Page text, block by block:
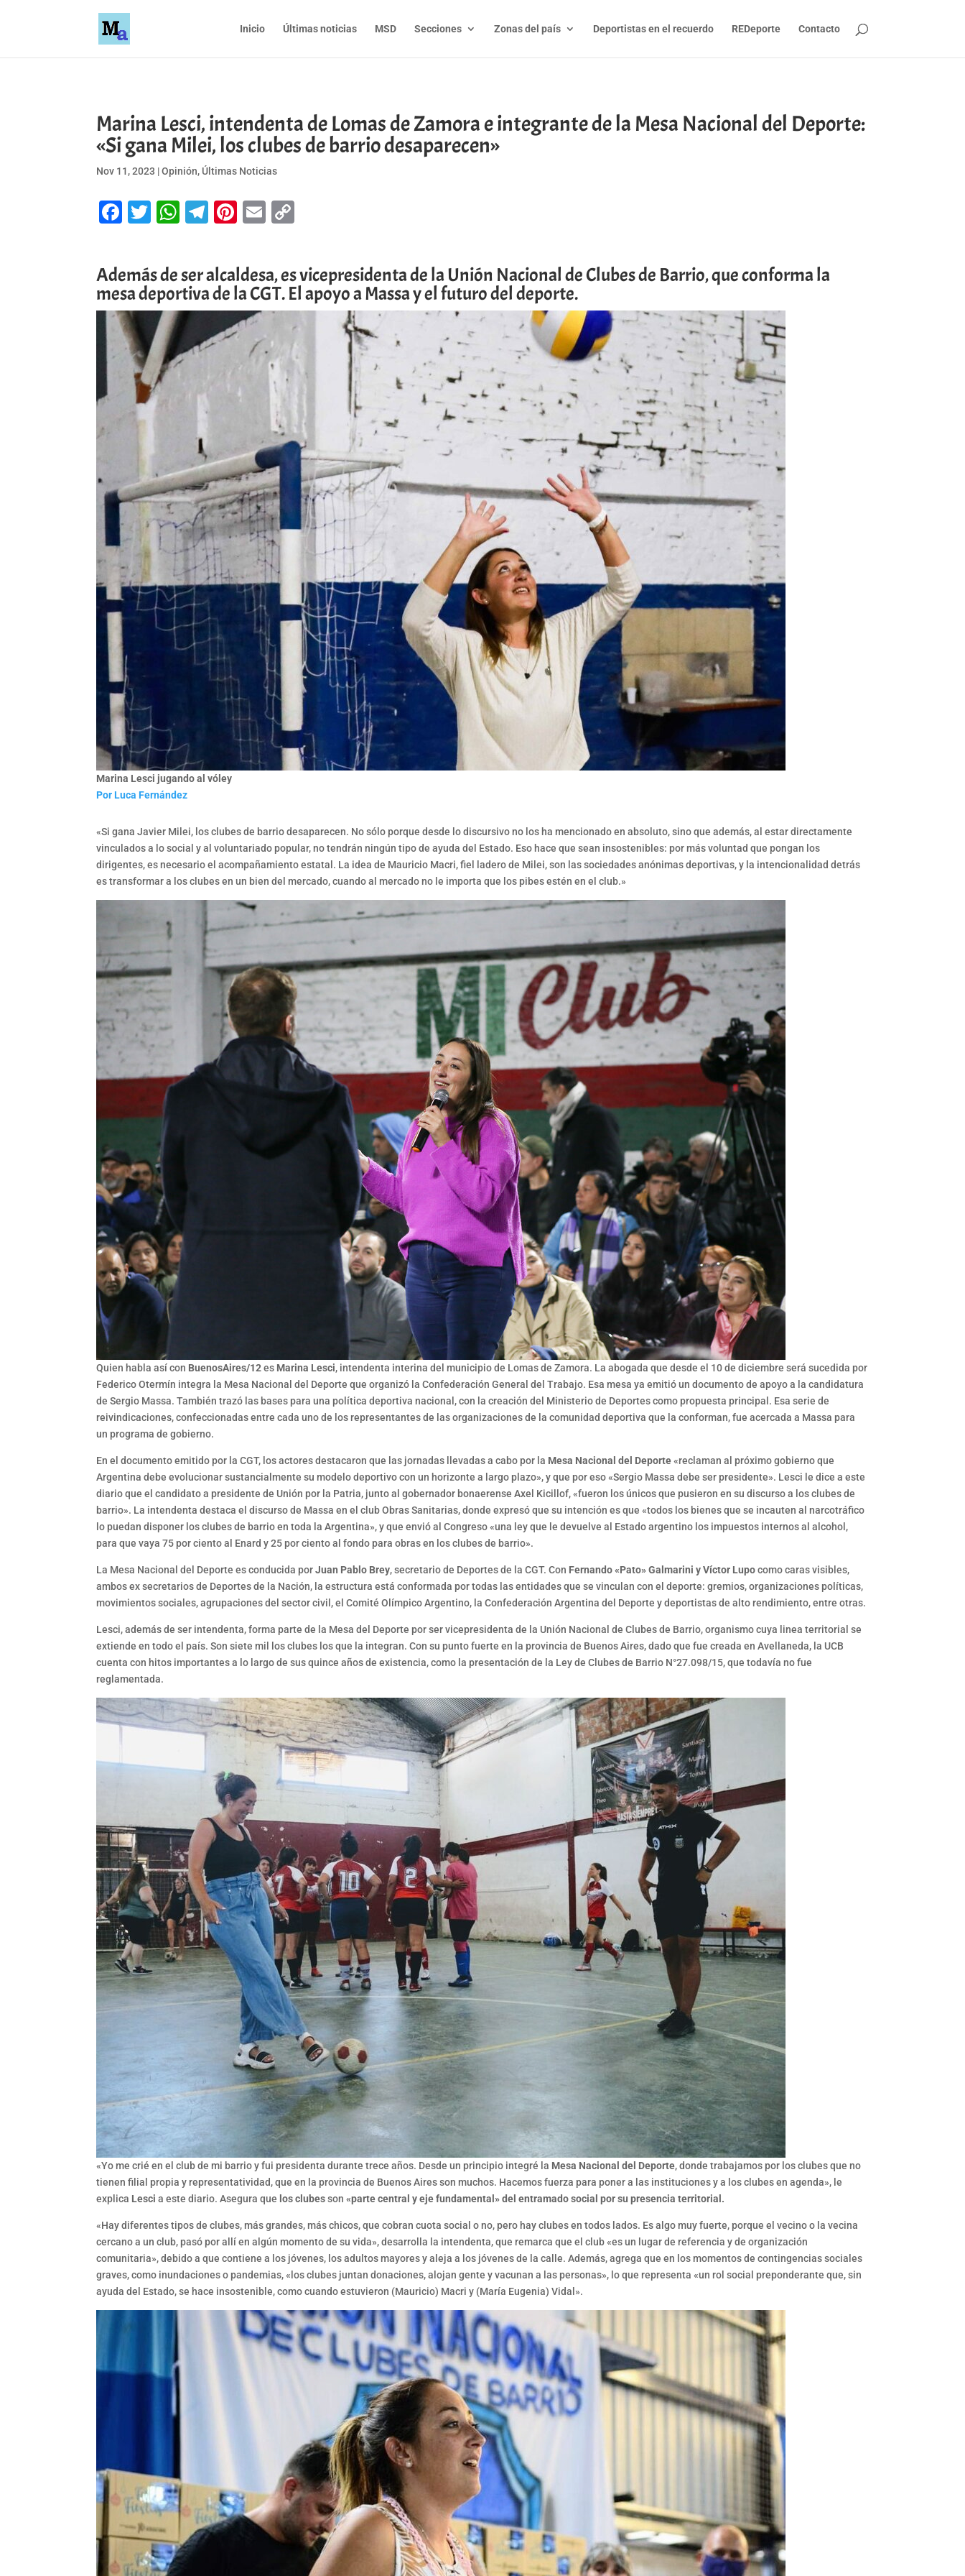
Inicio Últimas noticias MSD Secciones Zonas del país Deportistas en el recuerdo REDeporte Contacto
Marina Lesci, intendenta de Lomas de Zamora e integrante de la Mesa Nacional del Deporte:
«Si gana Milei, los clubes de barrio desaparecen»
Nov 11, 2023 |Opinión, Últimas Noticias
Facebook
Twitter
WhatsApp
Telegram
Pinterest
Email
Además de ser alcaldesa, es vicepresidenta de la Unión Nacional de Clubes de Barrio, que conforma la
mesa deportiva de la CGT. El apoyo a Massa y el futuro del deporte.
Marina Lesci jugando al vóley
Por Luca Fernández
«Si gana Javier Milei, los clubes de barrio desaparecen. No sólo porque desde lo discursivo no los ha mencionado en absoluto, sino que además, al estar directamente
vinculados a lo social y al voluntariado popular, no tendrán ningún tipo de ayuda del Estado. Eso hace que sean insostenibles: por más voluntad que pongan los
dirigentes, es necesario el acompañamiento estatal. La idea de Mauricio Macri, fiel ladero de Milei, son las sociedades anónimas deportivas, y la intencionalidad detrás
es transformar a los clubes en un bien del mercado, cuando al mercado no le importa que los pibes estén en el club.»
Quien habla así con BuenosAires/12es Marina Lesci, intendenta interina del municipio de Lomas de Zamora. La abogada que desde el 10 de diciembre será sucedida por
Federico Otermín integra la Mesa Nacional del Deporte que organizó la Confederación General del Trabajo. Esa mesa ya emitió un documento de apoyo a la candidatura
de Sergio Massa. También trazó las bases para una política deportiva nacional, con la creación del Ministerio de Deportes como propuesta principal. Esa serie de
reivindicaciones, confeccionadas entre cada uno de los representantes de las organizaciones de la comunidad deportiva que la conforman, fue acercada a Massa para
un programa de gobierno.
En el documento emitido por la CGT, los actores destacaron que las jornadas llevadas a cabo por la Mesa Nacional del Deporte«reclaman al próximo gobierno que
Argentina debe evolucionar sustancialmente su modelo deportivo con un horizonte a largo plazo», y que por eso «Sergio Massa debe ser presidente». Lesci le dice a este
diario que el candidato a presidente de Unión por la Patria, junto al gobernador bonaerense Axel Kicillof, «fueron los únicos que pusieron en su discurso a los clubes de
barrio». La intendenta destaca el discurso de Massa en el club Obras Sanitarias, donde expresó que su intención es que «todos los bienes que se incauten al narcotráfico
lo puedan disponer los clubes de barrio en toda la Argentina», y que envió al Congreso «una ley que le devuelve al Estado argentino los impuestos internos al alcohol,
para que vaya 75 por ciento al Enard y 25 por ciento al fondo para obras en los clubes de barrio».
La Mesa Nacional del Deporte es conducida porJuan Pablo Brey, secretario de Deportes de la CGT. Con Fernando «Pato» Galmarini y Víctor Lupocomo caras visibles,
ambos ex secretarios de Deportes de la Nación, la estructura está conformada por todas las entidades que se vinculan con el deporte: gremios, organizaciones políticas,
movimientos sociales, agrupaciones del sector civil, el Comité Olímpico Argentino, la Confederación Argentina del Deporte y deportistas de alto rendimiento, entre otras.
Lesci, además de ser intendenta, forma parte de la Mesa del Deporte por ser vicepresidenta de la Unión Nacional de Clubes de Barrio, organismo cuya linea territorial se
extiende en todo el país. Son siete mil los clubes los que la integran. Con su punto fuerte en la provincia de Buenos Aires, dado que fue creada en Avellaneda, la UCB
cuenta con hitos importantes a lo largo de sus quince años de existencia, como la presentación de la Ley de Clubes de Barrio N°27.098/15, que todavía no fue
reglamentada.
«Yo me crié en el club de mi barrio y fui presidenta durante trece años. Desde un principio integré la Mesa Nacional del Deporte, donde trabajamos por los clubes que no
tienen filial propia y representatividad, que en la provincia de Buenos Aires son muchos. Hacemos fuerza para poner a las instituciones y a los clubes en agenda», le
explica Lesci a este diario. Asegura que los clubesson«parte central y eje fundamental» del entramado social por su presencia territorial.
«Hay diferentes tipos de clubes, más grandes, más chicos, que cobran cuota social o no, pero hay clubes en todos lados. Es algo muy fuerte, porque el vecino o la vecina
cercano a un club, pasó por allí en algún momento de su vida», desarrolla la intendenta, que remarca que el club «es un lugar de referencia y de organización
comunitaria», debido a que contiene a los jóvenes, los adultos mayores y aleja a los jóvenes de la calle. Además, agrega que en los momentos de contingencias sociales
graves, como inundaciones o pandemias, «los clubes juntan donaciones, alojan gente y vacunan a las personas», lo que representa «un rol social preponderante que, sin
ayuda del Estado, se hace insostenible, como cuando estuvieron (Mauricio) Macri y (María Eugenia) Vidal».